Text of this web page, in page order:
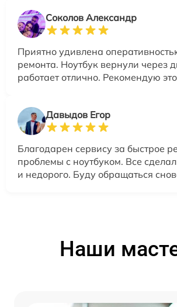
Соколов Александр
Приятно удивлена
ремонта. Ноутбук вернули через
работает отлично. Рекомендую
Давыдов Егор
Благодарен сервису за быстрое
проблемы с ноутбуком. Все
и недорого. Буду обращаться
Наши